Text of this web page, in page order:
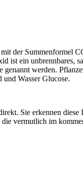
der Summenformel
ein unbrennbares,
werden.
Wasser Glucose.
Sie erkennen
vermutlich im